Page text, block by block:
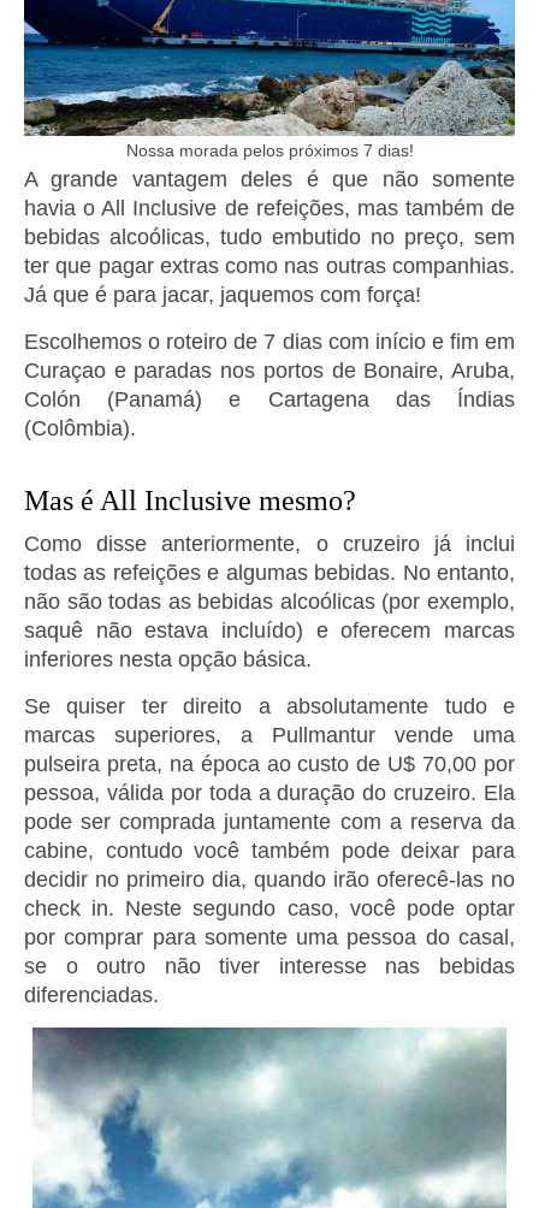
Nossa morada pelos próximos 7 dias!
A grande vantagem deles é que não somente
havia o All Inclusive de refeições, mas também de
bebidas alcoólicas, tudo embutido no preço, sem
ter que pagar extras como nas outras companhias.
Já que é para jacar, jaquemos com força!
Escolhemos o roteiro de 7 dias com início e fim em
Curaçao e paradas nos portos de Bonaire, Aruba,
Colón (Panamá) e Cartagena das Índias
(Colômbia).
Mas é All Inclusive mesmo?
Como disse anteriormente, o cruzeiro já inclui
todas as refeições e algumas bebidas. No entanto,
não são todas as bebidas alcoólicas (por exemplo,
saquê não estava incluído) e oferecem marcas
inferiores nesta opção básica.
Se quiser ter direito a absolutamente tudo e
marcas superiores, a Pullmantur vende uma
pulseira preta, na época ao custo de U$ 70,00 por
pessoa, válida por toda a duração do cruzeiro. Ela
pode ser comprada juntamente com a reserva da
cabine, contudo você também pode deixar para
decidir no primeiro dia, quando irão oferecê-las no
check in. Neste segundo caso, você pode optar
por comprar para somente uma pessoa do casal,
se o outro não tiver interesse nas bebidas
diferenciadas.